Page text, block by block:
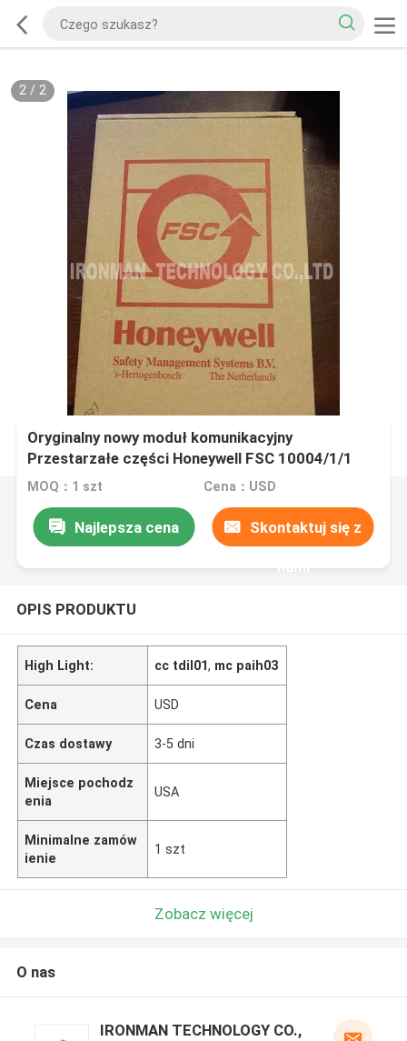
2/ 2
Oryginalny nowy moduł komunikacyjny
Przestarzałe części Honeywell FSC 10004/1/1
MOQ：1 szt Cena：USD
Najlepsza cena Skontaktuj się z
nami
OPIS PRODUKTU
High Light: cc tdil01, mc paih03
Cena USD
Czas dostawy 3-5 dni
Miejsce pochodz
enia
USA
Minimalne zamów
ienie
1 szt
Zobacz więcej
O nas
IRONMAN TECHNOLOGY CO.,